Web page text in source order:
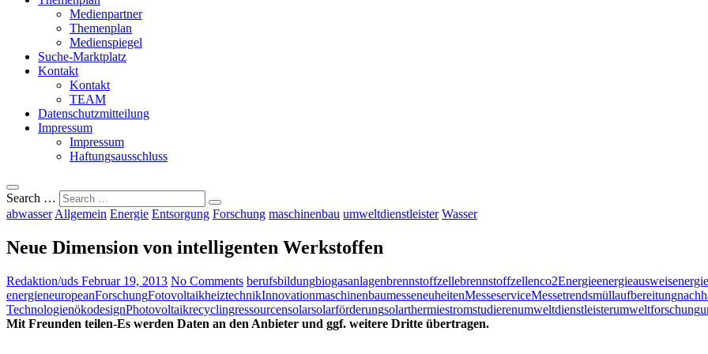
Medienpartner
Themenplan
Medienspiegel
Suche-Marktplatz
Kontakt
Kontakt
TEAM
Datenschutzmitteilung
Impressum
Impressum
Haftungsausschluss
Search …
abwasser Allgemein Energie Entsorgung Forschung maschinenbau umweltdienstleister Wasser
Neue Dimension von intelligenten Werkstoffen
Redaktion/uds Februar 19, 2013 No Comments berufsbildungbiogasanlagenbrennstoffzellebrennstoffzellenco2Energieenergieausweis
energieneuropeanForschungFotovoltaikheiztechnikInnovationmaschinenbaumesseneuheitenMesseserviceMessetrendsmüllaufbereitung
TechnologienökodesignPhotovoltaikrecyclingressourcensolarsolarförderungsolarthermiestromstudierenumweltdienstleisterumweltforschung
Mit Freunden teilen-Es werden Daten an den Anbieter und ggf. weitere Dritte übertragen.